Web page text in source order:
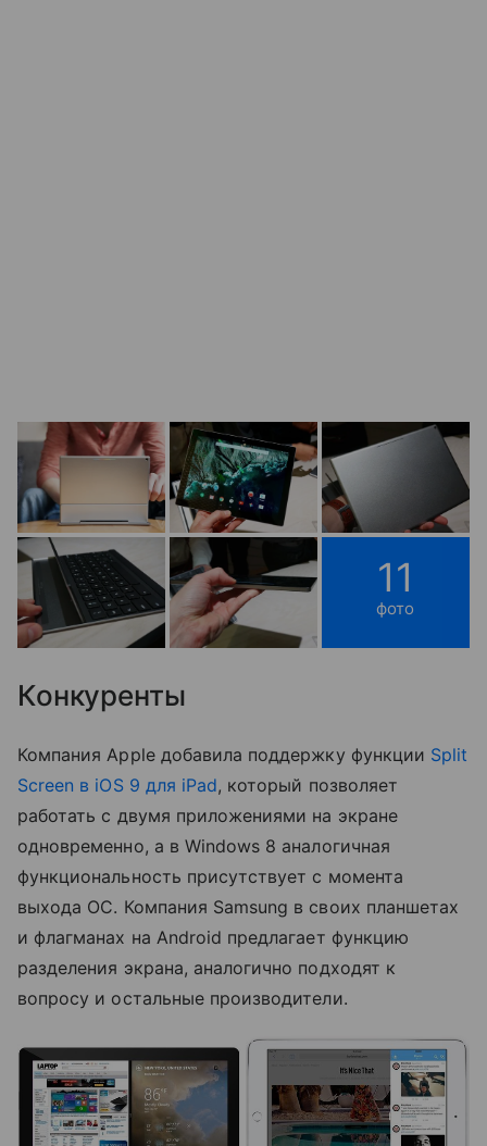
11
фото
Конкуренты
Компания Apple добавила поддержку функции Split
Screen в iOS 9 для iPad, который позволяет
работать с двумя приложениями на экране
одновременно, а в Windows 8 аналогичная
функциональность присутствует с момента
выхода ОС. Компания Samsung в своих планшетах
и флагманах на Android предлагает функцию
разделения экрана, аналогично подходят к
вопросу и остальные производители.